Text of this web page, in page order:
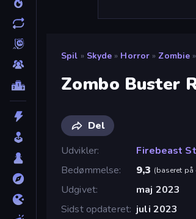
Spil » Skyde » Horror » Zombie »
Zombo Buster
Del
Udvikler
Firebeast
Bedømmelse
9,3 (baseret på
Udgivet
maj 2023
Sidst opdateret juli 2023